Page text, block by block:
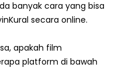
banyak cara yang bisa
secara online.
apakah film
platform di bawah